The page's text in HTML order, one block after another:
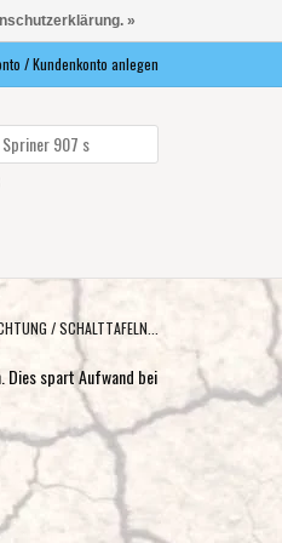
/ Kundenkonto anlegen
verfügbare
die
/SCHALTTAFELN...
Dies spart Aufwand bei
»